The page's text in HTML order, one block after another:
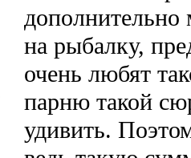
на рыбалку,
очень любят
парню такой
удивить.